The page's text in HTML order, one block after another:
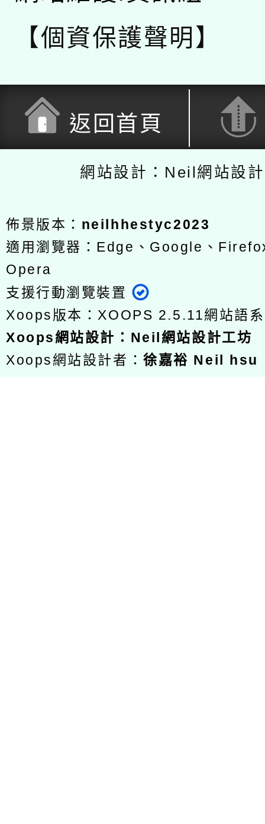
【個資保護聲明】
返回首頁
網站設計：Neil網站設
佈景版本： neilhhestyc2023
適用瀏覽器：Edge、Google、
Opera
支援行動瀏覽裝置
Xoops版本： XOOPS 2.5.11網站語
Xoops網站設計 ： Neil網站設計工坊
Xoops網站設計者：徐嘉裕 Neil hsu